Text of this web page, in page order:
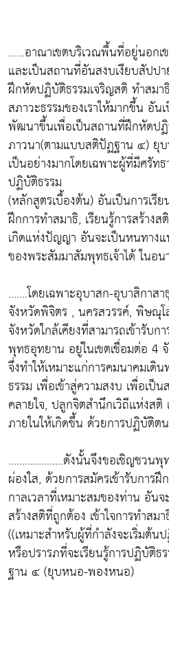
......อาณาเขตบริเวณพื้นที่อยู่นอก
และเป็นสถานที่อันสงบเงียบสัปป
ฝึกหัดปฏิบัติธรรมเจริญสติ ทำสม
สภาวะธรรมของเราให้มากขึ้น อั
พัฒนาขึ้นเพื่อเป็นสถานที่ฝึกหัดป
ภาวนา(ตามแบบสติปัฏฐาน ๔) ยุ
เป็นอย่างมากโดยเฉพาะผู้ที่มีศรั
ปฏิบัติธรรม
(หลักสูตรเบื้องต้น) อันเป็นการเรี
ฝึกการทำสมาธิ, เรียนรู้การสร้าง
เกิดแห่งปัญญา อันจะเป็นหนทางแ
ของพระสัมมาสัมพุทธเจ้าได้ ในอ
.......โดยเฉพาะอุบาสก-อุบาสิกาส
จังหวัดพิจิตร , นครสวรรค์, พิษณุ
จังหวัดใกล้เคียงที่สามารถเข้ารับก
พุทธอุทยาน อยู่ในเขตเชื่อมต่อ 4
จึ่งทำให้เหมาะแก่การคมนาคมเดิ
ธรรม เพื่อเข้าสู่ความสงบ เพื่อเ
คลายใจ, ปลูกจิตสำนึกเวิถีเเห่งส
ภายในให้เกิดขึ้น ด้วยการปฏิบัติต
....................ดังนั้นจึงขอเชิญชวน
ผ่องใส, ด้วยการสมัครเข้ารับการ
กาลเวลาที่เหมาะสมของท่าน อันจ
สร้างสติที่ถูกต้อง เข้าใจการทำสม
((เหมาะสำหรับผู้ที่กำลังจะเริ่มต้น
หรือปรารภที่จะเรียนรู้การปฏิบัติธ
ฐาน ๔ (ยุบหนอ-พองหนอ)